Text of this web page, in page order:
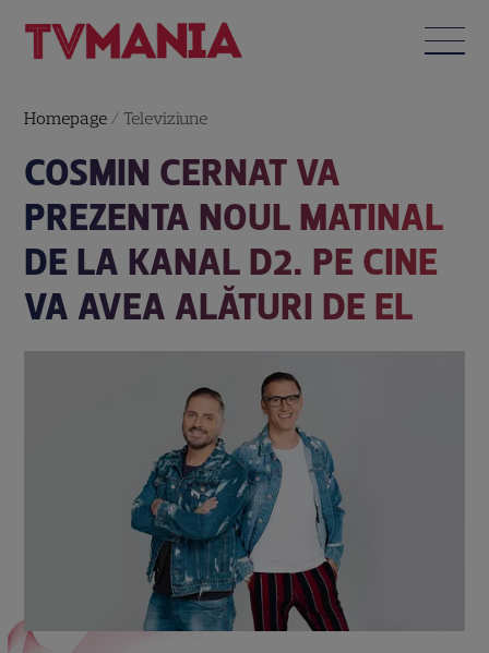
Homepage / Televiziune
COSMIN CERNAT VA
PREZENTA NOUL MATINAL
DE LA KANAL D2. PE CINE
VA AVEA ALĂTURI DE EL